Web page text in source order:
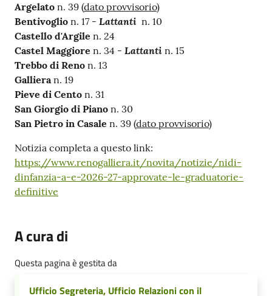
Argelato n. 39 (dato provvisorio)
Bentivoglio n. 17 - Lattanti n. 10
Castello d'Argile n. 24
Castel Maggiore n. 34 - Lattanti n. 15
Trebbo di Reno n. 13
Gallieran. 19
Pieve di Cento n. 31
San Giorgio di Piano n. 30
San Pietro in Casale n. 39 (dato provvisorio)
Notizia completa a questo link:
https://www.renogalliera.it/novita/notizie/nidi-
dinfanzia-a-e-2026-27-approvate-le-graduatorie-
definitive
A cura di
Questa pagina è gestita da
Ufficio Segreteria, Ufficio Relazioni con il